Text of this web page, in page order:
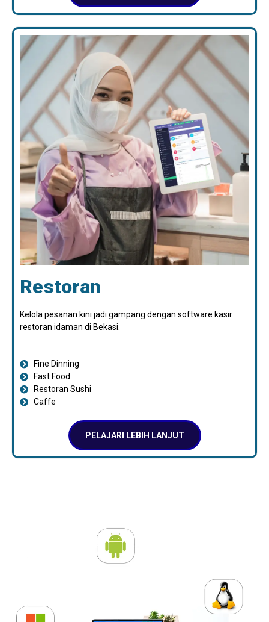
Restoran
Kelola pesanan kini jadi gampang dengan software kasir
restoran idaman di Bekasi.
Fine Dinning
Fast Food
Restoran Sushi
Caffe
PELAJARI LEBIH LANJUT